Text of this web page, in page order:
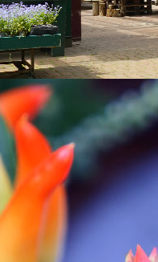
Bilder, Grafiken,
Urheberrechts und
verändert oder
dem Urheberrecht Dritter